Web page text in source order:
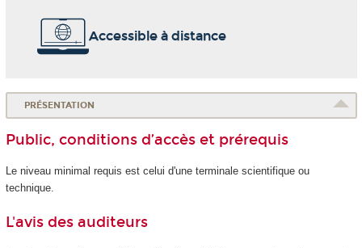
Accessible à distance
PRÉSENTATION
Public, conditions d’accès et prérequis
Le niveau minimal requis est celui d'une terminale scientifique ou
technique.
L'avis des auditeurs